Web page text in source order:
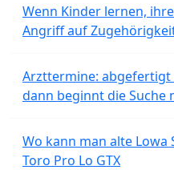
Wenn Kinder lernen,
Angriff auf
Arzttermine:
dann beginnt die Suche
Wo kann man alte Lowa
Toro Pro Lo GTX